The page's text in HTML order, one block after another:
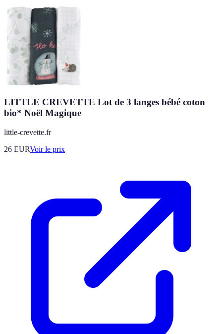
LITTLE CREVETTE Lot de 3 langes bébé coton
bio* Noël Magique
little-crevette.fr
26 EURVoir le prix